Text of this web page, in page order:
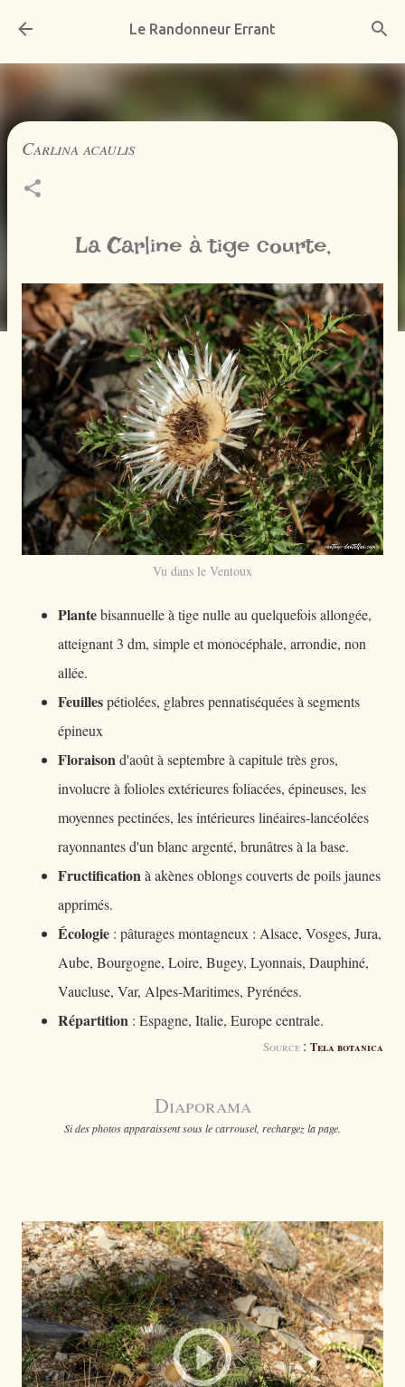
Accéder au contenu principal
Le Randonneur Errant
Carlina acaulis
La Carline à tige courte,
Vu dans le Ventoux
Plantebisannuelle à tige nulle au quelquefois allongée,
atteignant 3 dm, simple et monocéphale, arrondie, non
allée.
Feuillespétiolées, glabres pennatiséquées à segments
épineux
Floraisond'août à septembre à capitule très gros,
involucre à folioles extérieures foliacées, épineuses, les
moyennes pectinées, les intérieures linéaires-lancéolées
rayonnantes d'un blanc argenté, brunâtres à la base.
Fructificationà akènes oblongs couverts de poils jaunes
apprimés.
Écologie : pâturages montagneux : Alsace, Vosges, Jura,
Aube, Bourgogne, Loire, Bugey, Lyonnais, Dauphiné,
Vaucluse, Var, Alpes-Maritimes, Pyrénées.
Répartition : Espagne, Italie, Europe centrale.
Source : Tela botanica
Diaporama
Si des photos apparaissent sous le carrousel, rechargez la page.